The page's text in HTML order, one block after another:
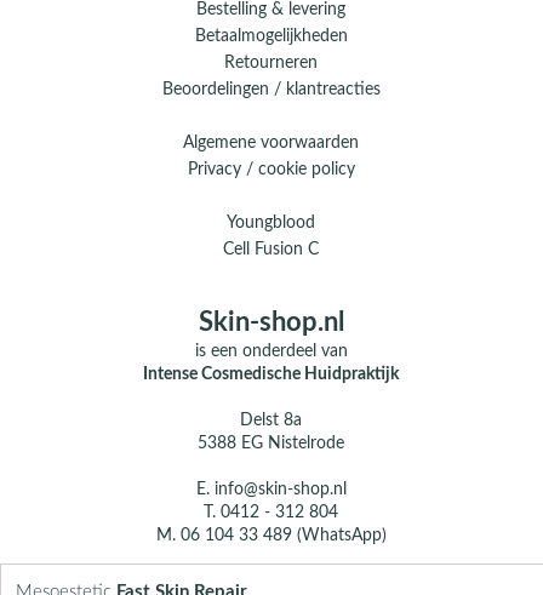
Bestelling & levering
Betaalmogelijkheden
Retourneren
Beoordelingen / klantreacties
Algemene voorwaarden
Privacy / cookie policy
Youngblood
Cell Fusion C
Skin-shop.nl
is een onderdeel van
Intense Cosmedische Huidpraktijk
Delst 8a
5388 EG Nistelrode
E. info@skin-shop.nl
T.0412 - 312 804
M. 06 104 33 489 (WhatsApp)
Over ons